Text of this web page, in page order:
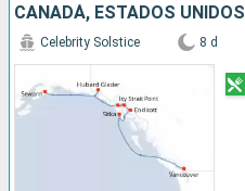
CANADÁ, ESTADOS UNIDOS
Celebrity Solstice 8 d